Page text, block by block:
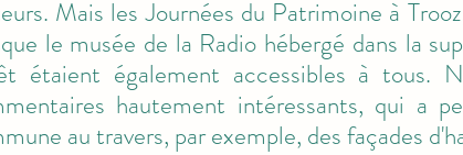
Mais les Journées du Patrimoine à
le musée de la Radio hébergé dans la
étaient également accessibles à tous.
hautement intéressants, qui a
au travers, par exemple, des façades